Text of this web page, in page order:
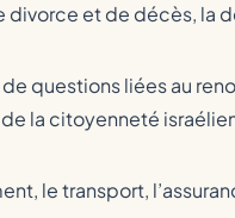
divorce et de décès, la
questions liées au
la citoyenneté
le transport,